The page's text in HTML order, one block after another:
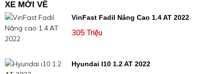
XE MỚI VỀ
VinFast Fadil Nâng Cao 1.4 AT 2022
305 Triệu
Hyundai I10 1.2 AT 2022